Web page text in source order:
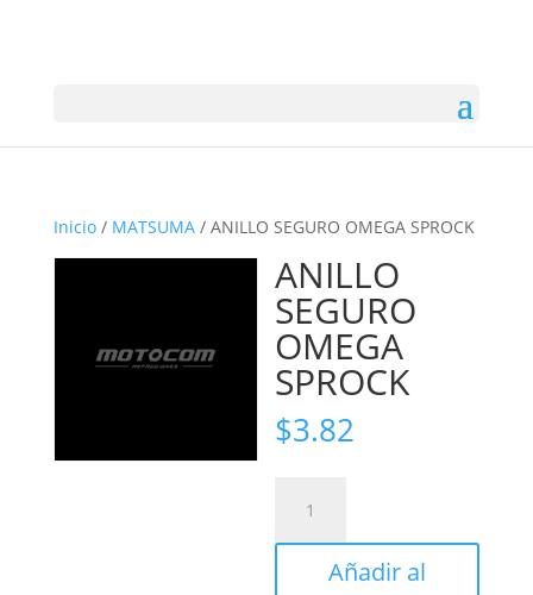
Inicio/ MATSUMA/ ANILLO SEGURO OMEGA SPROCK
ANILLO
SEGURO
OMEGA
SPROCK
$3.82
SEGURO
OMEGA
SPROCKAñadir al